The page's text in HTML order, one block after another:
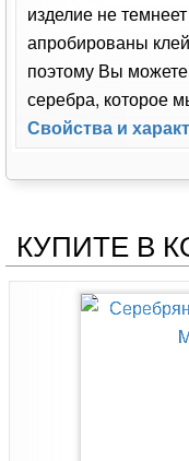
изделие не
апробированы
поэтому Вы
серебра, которое
Свойства и
КУПИТЕ В